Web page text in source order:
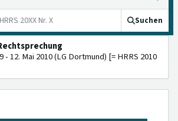
Suchen
- 12. Mai 2010 (LG Dortmund) [= HRRS 2010